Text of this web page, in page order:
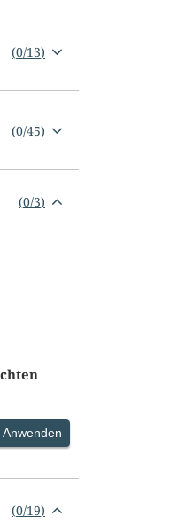
(0/13)
(0/45)
(0/3)
Anwenden
(0/19)